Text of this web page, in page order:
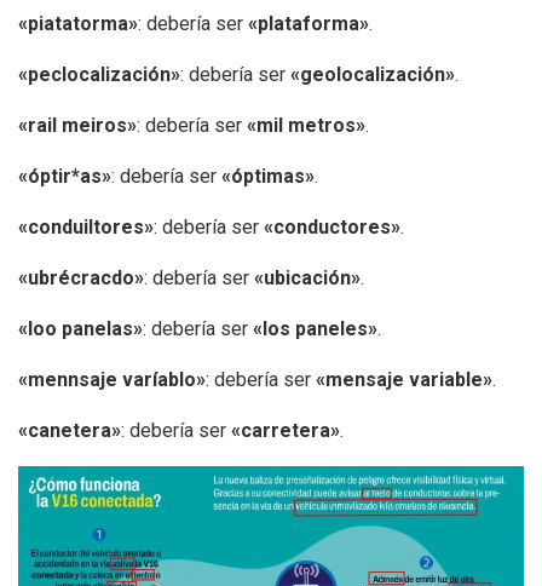
«piatatorma»: debería ser «plataforma».
«peclocalización»: debería ser «geolocalización».
«rail meiros»: debería ser «mil metros».
«óptir*as»: debería ser «óptimas».
«conduiltores»: debería ser «conductores».
«ubrécracdo»: debería ser «ubicación».
«loo panelas»: debería ser «los paneles».
«mennsaje varíablo»: debería ser «mensaje variable».
«canetera»: debería ser «carretera».